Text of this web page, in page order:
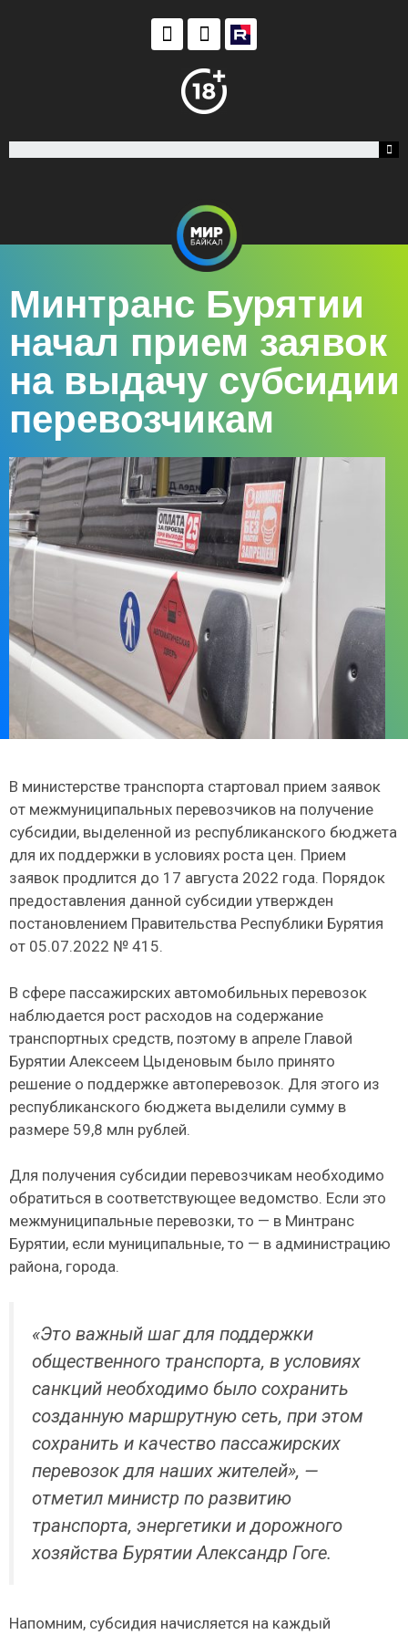
Минтранс Бурятии
начал прием заявок
на выдачу субсидии
перевозчикам
В министерстве транспорта стартовал прием заявок
от межмуниципальных перевозчиков на получение
субсидии, выделенной из республиканского бюджета
для их поддержки в условиях роста цен. Прием
заявок продлится до 17 августа 2022 года. Порядок
предоставления данной субсидии утвержден
постановлением Правительства Республики Бурятия
от 05.07.2022 № 415.
В сфере пассажирских автомобильных перевозок
наблюдается рост расходов на содержание
транспортных средств, поэтому в апреле Главой
Бурятии Алексеем Цыденовым было принято
решение о поддержке автоперевозок. Для этого из
республиканского бюджета выделили сумму в
размере 59,8 млн рублей.
Для получения субсидии перевозчикам необходимо
обратиться в соответствующее ведомство. Если это
межмуниципальные перевозки, то — в Минтранс
Бурятии, если муниципальные, то — в администрацию
района, города.
«Это важный шаг для поддержки
общественного транспорта, в условиях
санкций необходимо было сохранить
созданную маршрутную сеть, при этом
сохранить и качество пассажирских
перевозок для наших жителей», —
отметил министр по развитию
транспорта, энергетики и дорожного
хозяйства Бурятии Александр Гоге.
Напомним, субсидия начисляется на каждый